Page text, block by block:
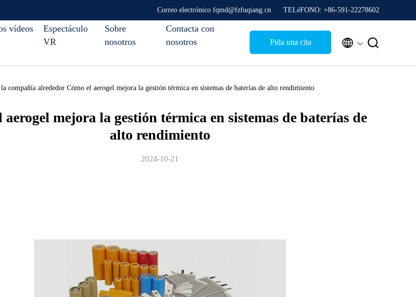
Correo electrónico fqmd@fzfuqiang.cn TELéFONO: +86-591-22278602
vídeos
Espectáculo
VR
Sobre
nosotros
Contacta con
nosotros
Pida una cita  
alrededor Cómo el aerogel mejora la gestión térmica en sistemas de baterías de alto rendimiento
aerogel mejora la gestión térmica en sistemas de baterías de
alto rendimiento
2024-10-21